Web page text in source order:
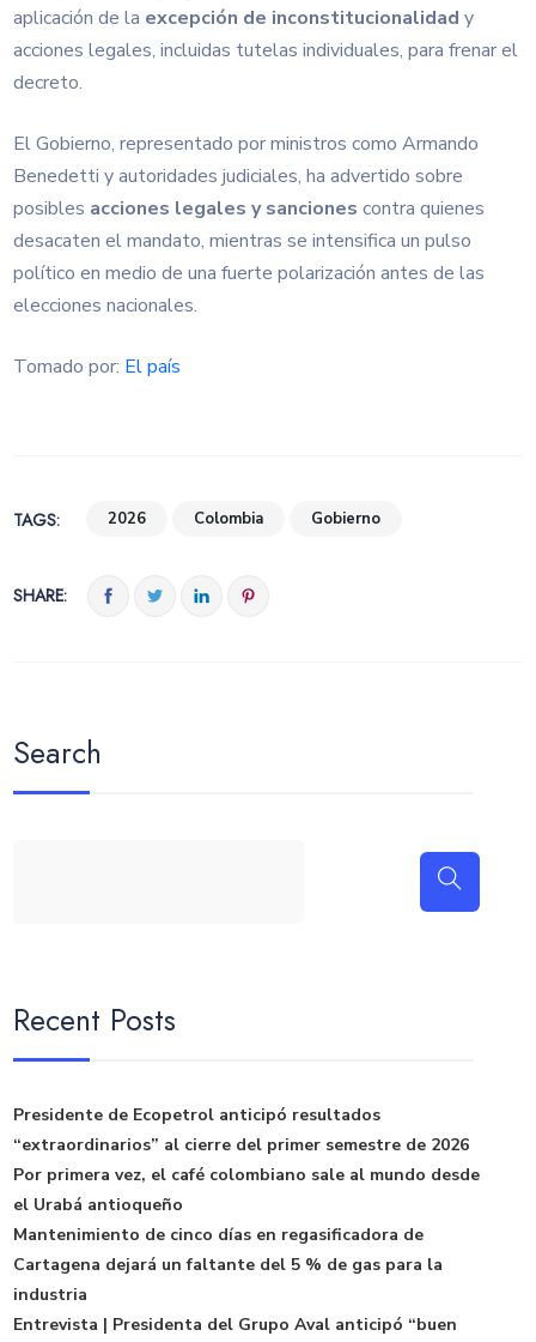
aplicación de la excepción de inconstitucionalidad y
acciones legales, incluidas tutelas individuales, para frenar el
decreto.
El Gobierno, representado por ministros como Armando
Benedetti y autoridades judiciales, ha advertido sobre
posibles acciones legales y sanciones contra quienes
desacaten el mandato, mientras se intensifica un pulso
político en medio de una fuerte polarización antes de las
elecciones nacionales.
Tomado por: El país
TAGS: 2026 Colombia Gobierno
SHARE:
Search
Recent Posts
Presidente de Ecopetrol anticipó resultados
“extraordinarios” al cierre del primer semestre de 2026
Por primera vez, el café colombiano sale al mundo desde
el Urabá antioqueño
Mantenimiento de cinco días en regasificadora de
Cartagena dejará un faltante del 5 % de gas para la
industria
Entrevista | Presidenta del Grupo Aval anticipó “buen